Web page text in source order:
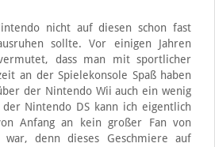
nicht auf diesen schon fast
sollte. Vor einigen Jahren
dass man mit sportlicher
an der Spielekonsole Spaß haben
der Nintendo Wii auch ein wenig
Nintendo DS kann ich eigentlich
Anfang an kein großer Fan von
denn dieses Geschmiere auf